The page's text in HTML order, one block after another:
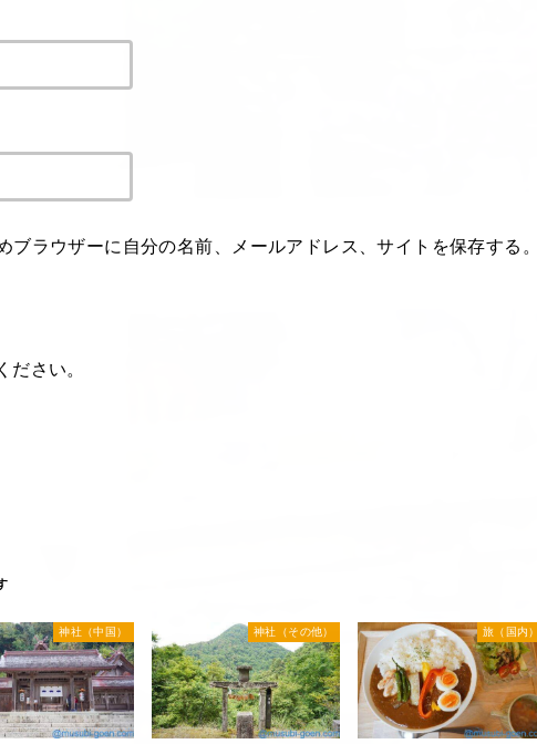
ブラウザーに自分の名前、メールアドレス、サイトを保存する。
ださい。
神社（中国） 神社（その他） 旅（国内）